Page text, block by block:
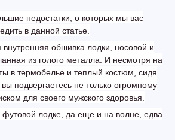
недостатки, о которых мы вас
в данной статье.
внутренняя обшивка лодки, носовой и
из голого металла. И несмотря на
в термобелье и теплый костюм, сидя
подвергаетесь не только огромному
для своего мужского здоровья.
футовой лодке, да еще и на волне, едва